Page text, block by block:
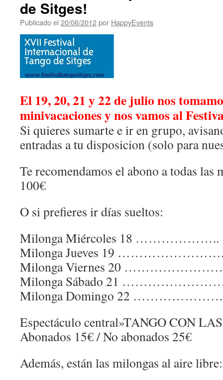
de Sitges!
Publicado el 20/06/2012por HappyEvents
El 19, 20, 21 y 22 de julio nos
minivacaciones y nos vamos al
Si quieres sumarte e ir en grupo,
entradas a tu disposicion (solo para
Te recomendamos el abono a todas
100€
O si prefieres ir días sueltos:
Milonga Miércoles 18 ………………..
Milonga Jueves 19 …………………….
Milonga Viernes 20
Milonga Sábado 21 ……………………
Milonga Domingo 22 …………………
Espectáculo central»TANGO CON
Abonados 15€ / No abonados 25€
Además, están las milongas al aire libre: